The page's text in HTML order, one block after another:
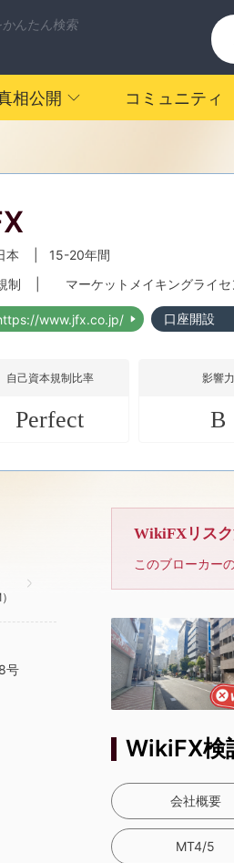
んたん検索
相公開 コミュニティ
本
15-20年間
制
マーケットメイキングライセ
www.jfx.co.jp/ 口座開設
自己資本規制比率
Perfect
影響力
B
号
WikiFXリス
このブローカー
WikiFX検
会社概要
MT4/5